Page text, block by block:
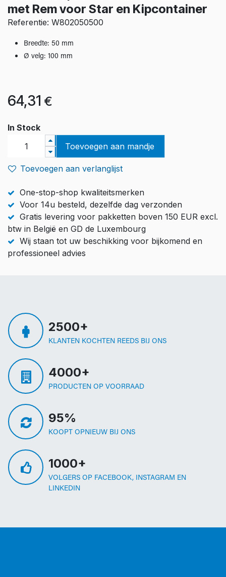
met Rem voor Star en Kipcontainer
Referentie: W802050500
Breedte: 50 mm
Ø velg: 100 mm
64,31 €
In Stock
Toevoegen aan mandje
Toevoegen aan verlanglijst
One-stop-shop kwaliteitsmerken
Voor 14u besteld, dezelfde dag verzonden
Gratis levering voor pakketten boven 150 EUR excl.
btw in België en GD de Luxembourg
Wij staan tot uw beschikking voor bijkomend en
professioneel advies
2500+
KLANTEN KOCHTEN REEDS BIJ ONS
4000+
PRODUCTEN OP VOORRAAD
95%
KOOPT OPNIEUW BIJ ONS
1000+
VOLGERS OP FACEBOOK, INSTAGRAM EN
LINKEDIN